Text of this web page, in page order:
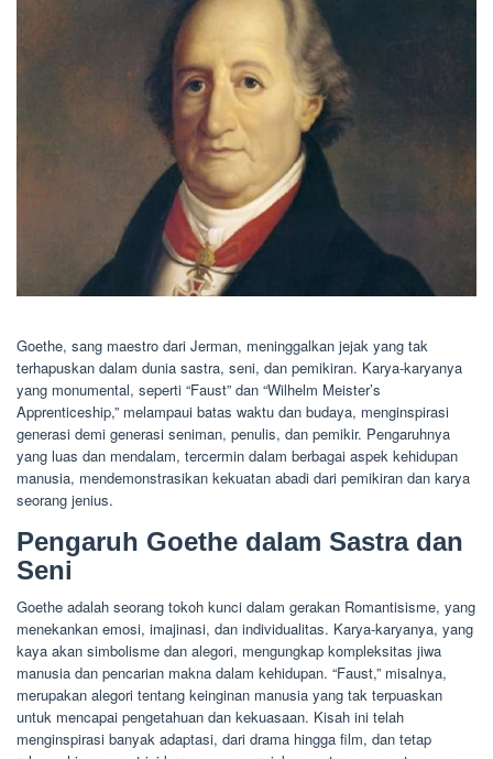
Goethe, sang maestro dari Jerman, meninggalkan jejak yang tak
terhapuskan dalam dunia sastra, seni, dan pemikiran. Karya-karyanya
yang monumental, seperti “Faust” dan “Wilhelm Meister’s
Apprenticeship,” melampaui batas waktu dan budaya, menginspirasi
generasi demi generasi seniman, penulis, dan pemikir. Pengaruhnya
yang luas dan mendalam, tercermin dalam berbagai aspek kehidupan
manusia, mendemonstrasikan kekuatan abadi dari pemikiran dan karya
seorang jenius.
Pengaruh Goethe dalam Sastra dan
Seni
Goethe adalah seorang tokoh kunci dalam gerakan Romantisisme, yang
menekankan emosi, imajinasi, dan individualitas. Karya-karyanya, yang
kaya akan simbolisme dan alegori, mengungkap kompleksitas jiwa
manusia dan pencarian makna dalam kehidupan. “Faust,” misalnya,
merupakan alegori tentang keinginan manusia yang tak terpuaskan
untuk mencapai pengetahuan dan kekuasaan. Kisah ini telah
menginspirasi banyak adaptasi, dari drama hingga film, dan tetap